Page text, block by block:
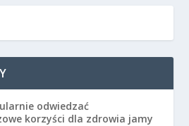
odwiedzać
korzyści dla zdrowia jamy